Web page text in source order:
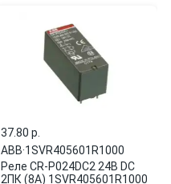
37.80 p.
ABB·1SVR405601R1000
Реле CR-P024DC2 24B DC
2ПК (8А) 1SVR405601R1000